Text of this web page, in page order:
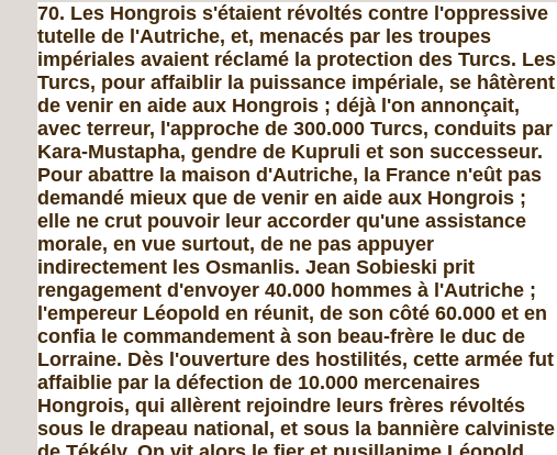
70. Les Hongrois s'étaient révoltés contre l'oppressive
tutelle de l'Autriche, et, menacés par les troupes
impériales avaient réclamé la protection des Turcs. Les
Turcs, pour affaiblir la puissance impériale, se hâtèrent
de venir en aide aux Hongrois ; déjà l'on annonçait,
avec terreur, l'approche de 300.000 Turcs, conduits par
Kara-Mustapha, gendre de Kupruli et son successeur.
Pour abattre la maison d'Autriche, la France n'eût pas
demandé mieux que de venir en aide aux Hongrois ;
elle ne crut pouvoir leur accor­der qu'une assistance
morale, en vue surtout, de ne pas appuyer
indirectement les Osmanlis. Jean Sobieski prit
rengagement d'en­voyer 40.000 hommes à l'Autriche ;
l'empereur Léopold en réunit, de son côté 60.000 et en
confia le commandement à son beau-frère le duc de
Lorraine. Dès l'ouverture des hostilités, cette armée fut
affaiblie par la défection de 10.000 mercenaires
Hongrois, qui allè­rent rejoindre leurs frères révoltés
sous le drapeau national, et sous la bannière calviniste